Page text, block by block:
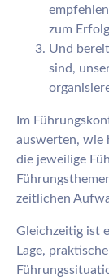
zum
Und
sind,
Im
auswerten, wie
die jeweilige
zeitlichen
Gleichzeitig ist
Lage,